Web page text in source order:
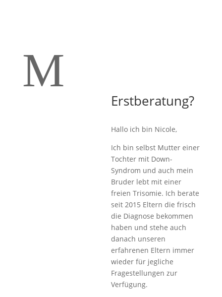
M
Erstberatung?
Hallo ich bin Nicole,
Ich bin selbst Mutter einer
Tochter mit Down-
Syndrom und auch mein
Bruder lebt mit einer
freien Trisomie. Ich berate
seit 2015 Eltern die frisch
die Diagnose bekommen
haben und stehe auch
danach unseren
erfahrenen Eltern immer
wieder für jegliche
Fragestellungen zur
Verfügung.